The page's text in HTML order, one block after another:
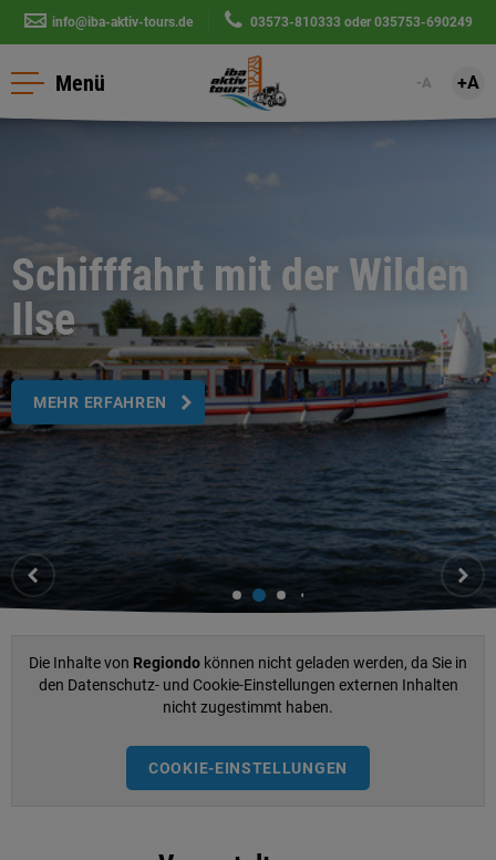
info@iba-aktiv-tours.de 03573-810333oder 035753-690249
Menü -A +A
Schifffahrt mit der Wilden
Ilse
MEHR ERFAHREN
Die Inhalte von Regiondo können nicht geladen werden, da Sie in
den Datenschutz- und Cookie-Einstellungen externen Inhalten
nicht zugestimmt haben.
COOKIE-EINSTELLUNGEN